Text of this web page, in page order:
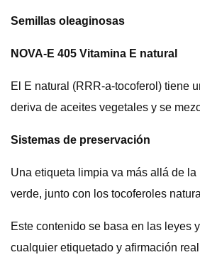
Semillas oleaginosas
NOVA-E 405 Vitamina E natural
El E natural (RRR-a-tocoferol) tiene
deriva de aceites vegetales y se
Sistemas de preservación
Una etiqueta limpia va más allá de
verde, junto con los tocoferoles
Este contenido se basa en las leyes
cualquier etiquetado y afirmación